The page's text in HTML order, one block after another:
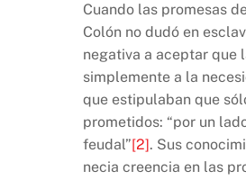
Cuando las promesas
Colón no dudó en
negativa a aceptar que
simplemente a la
que estipulaban que
prometidos: “por un
feudal”[2]. Sus
necia creencia en las